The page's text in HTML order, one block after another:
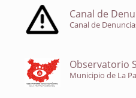
Canal de
Canal de
Observatorio
Municipio de La